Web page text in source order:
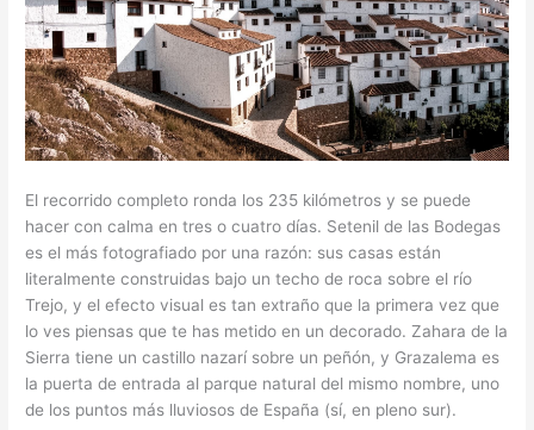
El recorrido completo ronda los 235 kilómetros y se puede
hacer con calma en tres o cuatro días. Setenil de las Bodegas
es el más fotografiado por una razón: sus casas están
literalmente construidas bajo un techo de roca sobre el río
Trejo, y el efecto visual es tan extraño que la primera vez que
lo ves piensas que te has metido en un decorado. Zahara de la
Sierra tiene un castillo nazarí sobre un peñón, y Grazalema es
la puerta de entrada al parque natural del mismo nombre, uno
de los puntos más lluviosos de España (sí, en pleno sur).